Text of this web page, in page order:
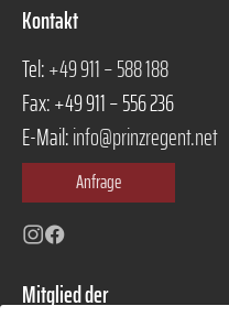
Kontakt
Tel:+49 911 – 588 188
Fax: +49 911 – 556 236
E-Mail:info@prinzregent.net
Anfrage
Instagram
Facebook
Mitglied der